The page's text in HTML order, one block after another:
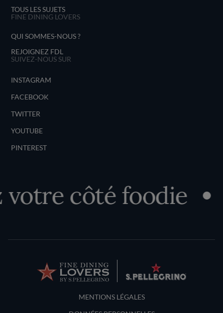
TOUS LES SUJETS
FINE DINING LOVERS
QUI SOMMES-NOUS ?
REJOIGNEZ FDL
SUIVEZ-NOUS SUR
INSTAGRAM
FACEBOOK
TWITTER
YOUTUBE
PINTEREST
côté foodie
Terms and Conditions
MENTIONS LÉGALES